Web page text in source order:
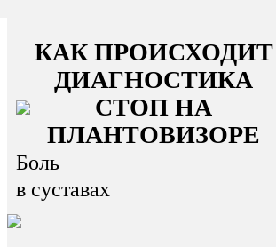
Боль
в суставах
КАК ПРОИСХОДИТ
ДИАГНОСТИКА
СТОП НА
ПЛАНТОВИЗОРЕ